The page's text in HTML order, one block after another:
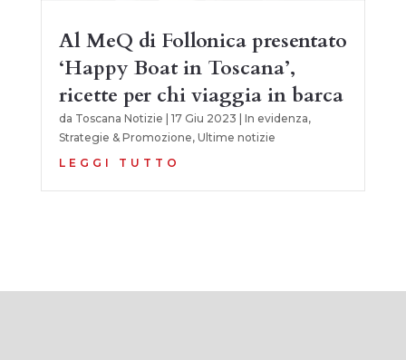
Al MeQ di Follonica presentato
‘Happy Boat in Toscana’,
ricette per chi viaggia in barca
da Toscana Notizie | 17 Giu 2023 | In evidenza,
Strategie & Promozione, Ultime notizie
LEGGI TUTTO